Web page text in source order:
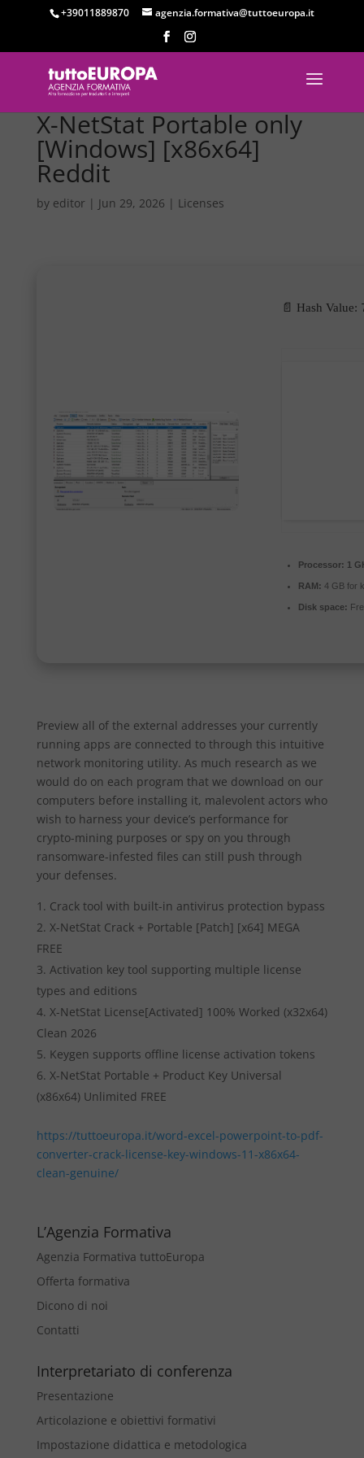
+39011889870 agenzia.formativa@tuttoeuropa.it
X-NetStat Portable only
[Windows] [x86x64]
Reddit
by editor | Jun 29, 2026 | Licenses
📄 Hash Value:
Processor: 1
RAM: 4 GB for
Disk space:
Preview all of the external addresses your currently
running apps are connected to through this intuitive
network monitoring utility. As much research as we
would do on each program that we download on our
computers before installing it, malevolent actors who
wish to harness your device’s performance for
crypto-mining purposes or spy on you through
ransomware-infested files can still push through
your defenses.
Crack tool with built-in antivirus protection bypass
X-NetStat Crack + Portable [Patch] [x64] MEGA
FREE
Activation key tool supporting multiple license
types and editions
X-NetStat License[Activated] 100% Worked (x32x64)
Clean 2026
Keygen supports offline license activation tokens
X-NetStat Portable + Product Key Universal
(x86x64) Unlimited FREE
https://tuttoeuropa.it/word-excel-powerpoint-to-pdf-
converter-crack-license-key-windows-11-x86x64-
clean-genuine/
L’Agenzia Formativa
Agenzia Formativa tuttoEuropa
Offerta formativa
Dicono di noi
Contatti
Interpretariato di conferenza
Presentazione
Articolazione e obiettivi formativi
Impostazione didattica e metodologica